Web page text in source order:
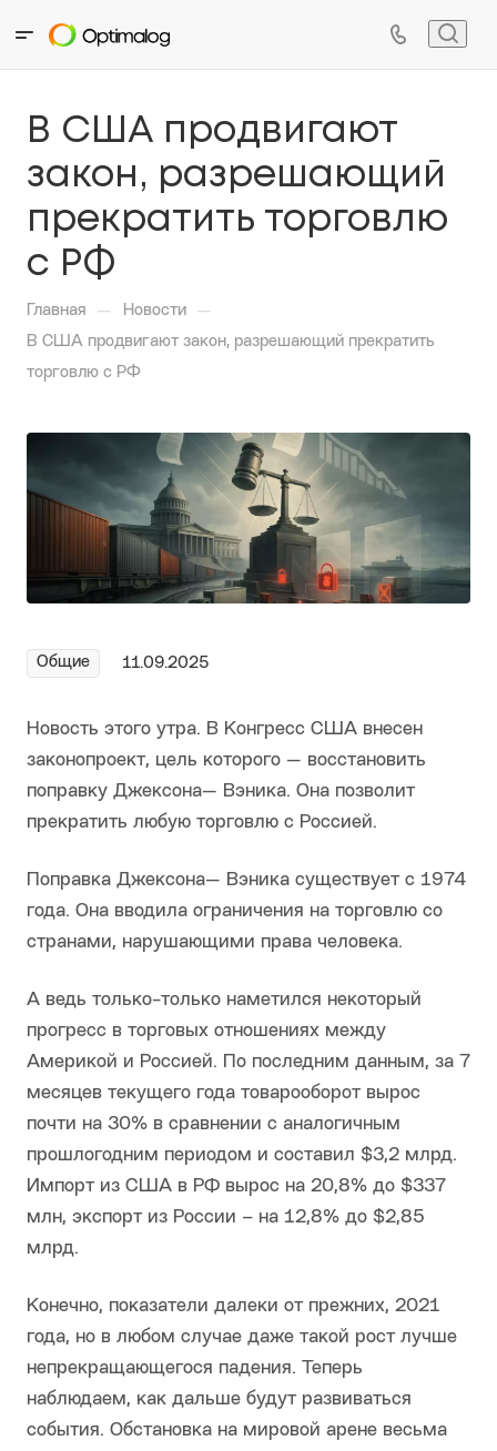
В США продвигают
закон, разрешающий
прекратить торговлю
с РФ
Главная — Новости —
В США продвигают закон, разрешающий прекратить
торговлю с РФ
Общие 11.09.2025
Новость этого утра. В Конгресс США внесен
законопроект, цель которого — восстановить
поправку Джексона— Вэника. Она позволит
прекратить любую торговлю с Россией.
Поправка Джексона— Вэника существует с 1974
года. Она вводила ограничения на торговлю со
странами, нарушающими права человека.
А ведь только-только наметился некоторый
прогресс в торговых отношениях между
Америкой и Россией. По последним данным, за 7
месяцев текущего года товарооборот вырос
почти на 30% в сравнении с аналогичным
прошлогодним периодом и составил $3,2 млрд.
Импорт из США в РФ вырос на 20,8% до $337
млн, экспорт из России – на 12,8% до $2,85
млрд.
Конечно, показатели далеки от прежних, 2021
года, но в любом случае даже такой рост лучше
непрекращающегося падения. Теперь
наблюдаем, как дальше будут развиваться
события. Обстановка на мировой арене весьма